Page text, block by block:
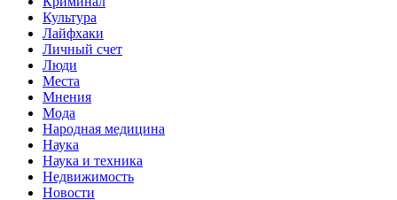
Культура
Лайфхаки
Личный счет
Люди
Места
Мнения
Мода
Народная медицина
Наука
Наука и техника
Недвижимость
Новости